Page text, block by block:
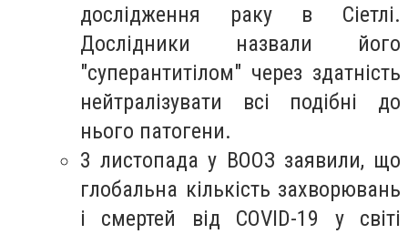
дослідження раку в Сіетлі.
Дослідники назвали його
"суперантитілом" через здатність
нейтралізувати всі подібні до
нього патогени.
3 листопада у ВООЗ заявили, що
глобальна кількість захворювань
і смертей від COVID-19 у світі